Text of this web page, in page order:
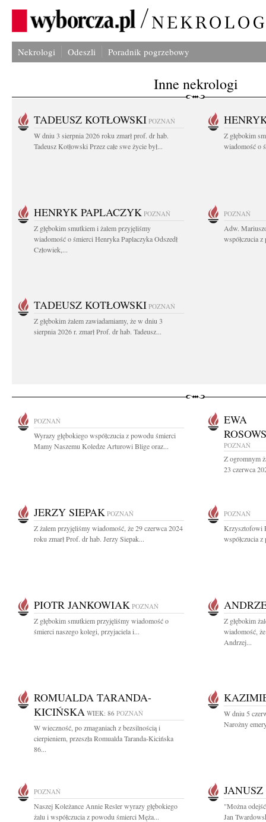
Nekrologi Odeszli Poradnik pogrzebowy
Inne nekrologi
TADEUSZ KOTŁOWSKI POZNAŃ
W dniu 3 sierpnia 2026 roku zmarł prof. dr hab.
Tadeusz Kotłowski Przez całe swe życie był...
Z głębokim
wiadomość o
HENRYK PAPLACZYK POZNAŃ
Z głębokim smutkiem i żalem przyjęliśmy
wiadomość o śmierci Henryka Paplaczyka Odszedł
Człowiek,...
POZNAŃ
Adw.
współczucia
TADEUSZ KOTŁOWSKI POZNAŃ
Z głębokim żalem zawiadamiamy, że w dniu 3
sierpnia 2026 r. zmarł Prof. dr hab. Tadeusz...
POZNAŃ
Wyrazy głębokiego współczucia z powodu śmierci
Mamy Naszemu Koledze Arturowi Blige oraz...
EWA
POZNAŃ
Z ogromnym
23 czerwca
JERZY SIEPAK POZNAŃ
Z żalem przyjęliśmy wiadomość, że 29 czerwca 2024
roku zmarł Prof. dr hab. Jerzy Siepak...
POZNAŃ
Krzysztofowi
współczucia
PIOTR JANKOWIAK POZNAŃ
Z głębokim smutkiem przyjęliśmy wiadomość o
śmierci naszego kolegi, przyjaciela i...
Z głębokim
wiadomość,
Andrzej...
ROMUALDA TARANDA-
KICIŃSKA WIEK: 86 POZNAŃ
W wieczność, po zmaganiach z bezsilnością i
cierpieniem, przeszła Romualda Taranda-Kicińska
86...
W dniu 5
Narożny
POZNAŃ
Naszej Koleżance Annie Resler wyrazy głębokiego
żalu i współczucia z powodu śmierci Męża...
JANUSZ
"Można
Jan